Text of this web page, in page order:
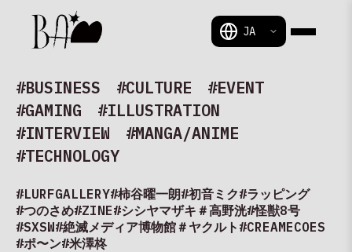
#BUSINESS #CULTURE
#EVENT
#GAMING
#ILLUSTRATION
#INTERVIEW
#MANGA/ANIME
#TECHNOLOGY
#LURFGALLERY#柿谷曜一朗#初音ミク#ラッピング
#つのさめ#ZINE#シシヤマザキ ＃高野洸#怪獣8号
#SXSW#絶滅メディア博物館＃ヤクルト #CREAMECOES
#ポ〜ン#米澤柊